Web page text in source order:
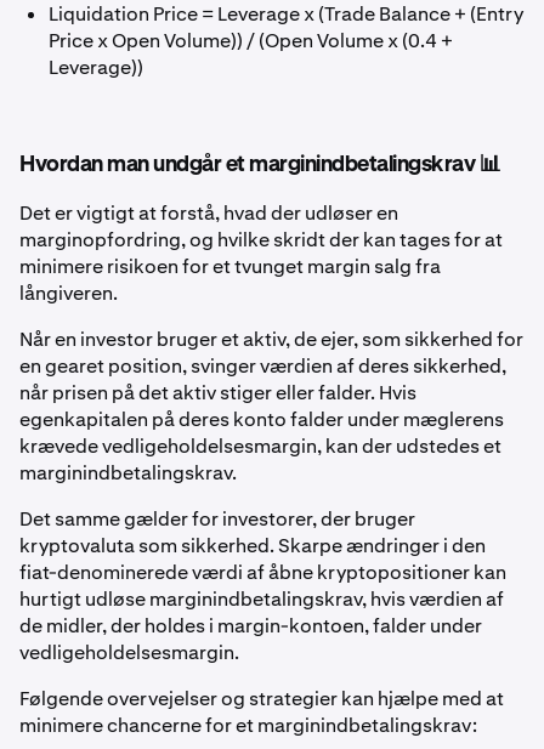
Liquidation Price = Leverage x (Trade Balance + (Entry
Price x Open Volume)) / (Open Volume x (0.4 +
Leverage))
Hvordan man undgår et marginindbetalingskrav 📊
Det er vigtigt at forstå, hvad der udløser en
marginopfordring, og hvilke skridt der kan tages for at
minimere risikoen for et tvunget margin salg fra
långiveren.
Når en investor bruger et aktiv, de ejer, som sikkerhed for
en gearet position, svinger værdien af deres sikkerhed,
når prisen på det aktiv stiger eller falder. Hvis
egenkapitalen på deres konto falder under mæglerens
krævede vedligeholdelsesmargin, kan der udstedes et
marginindbetalingskrav.
Det samme gælder for investorer, der bruger
kryptovaluta som sikkerhed. Skarpe ændringer i den
fiat-denominerede værdi af åbne kryptopositioner kan
hurtigt udløse marginindbetalingskrav, hvis værdien af
de midler, der holdes i margin-kontoen, falder under
vedligeholdelsesmargin.
Følgende overvejelser og strategier kan hjælpe med at
minimere chancerne for et marginindbetalingskrav: